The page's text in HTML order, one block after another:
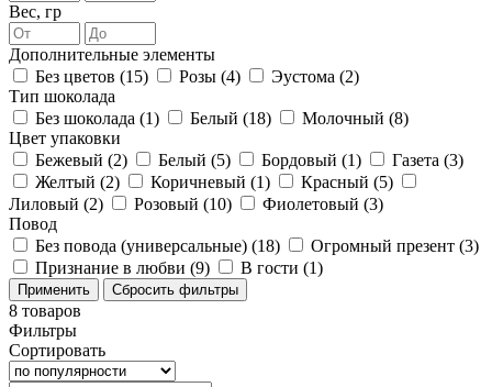
Вес, гр
Дополнительные элементы
Без цветов (15) Розы (4) Эустома (2)
Тип шоколада
Без шоколада (1) Белый (18) Молочный (8)
Цвет упаковки
Бежевый (2) Белый (5) Бордовый (1) Газета (3)
Желтый (2) Коричневый (1) Красный (5)
Лиловый (2) Розовый (10) Фиолетовый (3)
Повод
Без повода (универсальные) (18) Огромный презент (3)
Признание в любви (9) В гости (1)
8 товаров
Фильтры
Сортировать